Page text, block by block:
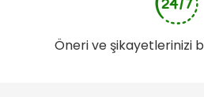
Öneri ve şikayetlerinizi